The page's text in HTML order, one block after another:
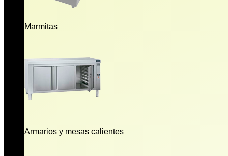
Marmitas
Armarios y mesas calientes